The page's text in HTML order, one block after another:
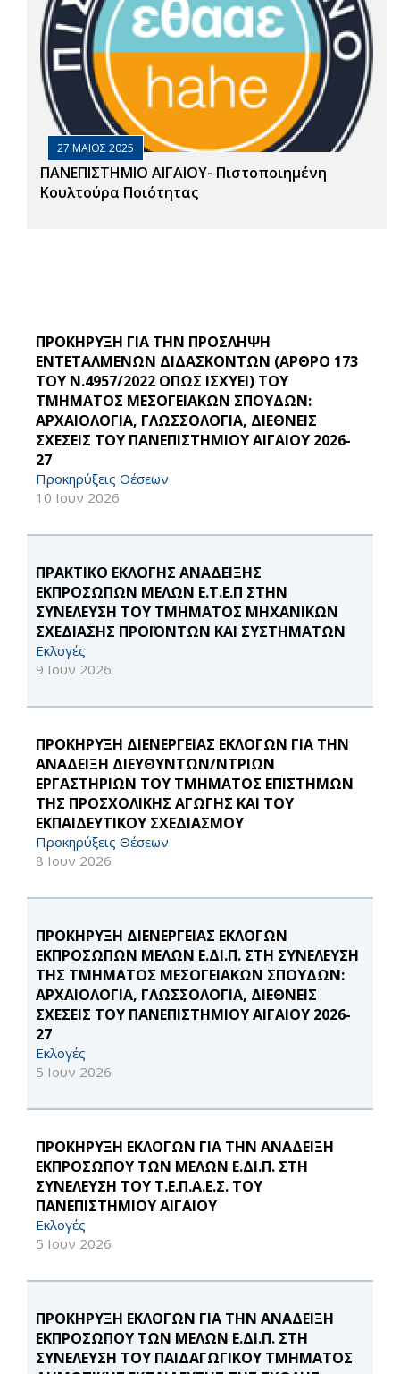
27 ΜΑΙΟΣ 2025
ΠΑΝΕΠΙΣΤΗΜΙΟ ΑΙΓΑΙΟΥ- Πιστοποιημένη
Κουλτούρα Ποιότητας
ΠΡΟΚΗΡΥΞΗ ΓΙΑ ΤΗΝ ΠΡΟΣΛΗΨΗ
ΕΝΤΕΤΑΛΜΕΝΩΝ ΔΙΔΑΣΚΟΝΤΩΝ (ΑΡΘΡΟ 173
ΤΟΥ Ν.4957/2022 ΟΠΩΣ ΙΣΧΥΕΙ) ΤΟΥ
ΤΜΗΜΑΤΟΣ ΜΕΣΟΓΕΙΑΚΩΝ ΣΠΟΥΔΩΝ:
ΑΡΧΑΙΟΛΟΓΙΑ, ΓΛΩΣΣΟΛΟΓΙΑ, ΔΙΕΘΝΕΙΣ
ΣΧΕΣΕΙΣ ΤΟΥ ΠΑΝΕΠΙΣΤΗΜΙΟΥ ΑΙΓΑΙΟΥ 2026-
27
Προκηρύξεις Θέσεων
10 Ιουν 2026
ΠΡΑΚΤΙΚΟ ΕΚΛΟΓΗΣ ΑΝΑΔΕΙΞΗΣ
ΕΚΠΡΟΣΩΠΩΝ ΜΕΛΩΝ Ε.Τ.Ε.Π ΣΤΗΝ
ΣΥΝΕΛΕΥΣΗ ΤΟΥ ΤΜΗΜΑΤΟΣ ΜΗΧΑΝΙΚΩΝ
ΣΧΕΔΙΑΣΗΣ ΠΡΟΪΟΝΤΩΝ ΚΑΙ ΣΥΣΤΗΜΑΤΩΝ
Εκλογές
9 Ιουν 2026
ΠΡΟΚΗΡΥΞΗ ΔΙΕΝΕΡΓΕΙΑΣ ΕΚΛΟΓΩΝ ΓΙΑ ΤΗΝ
ΑΝΑΔΕΙΞΗ ΔΙΕΥΘΥΝΤΩΝ/ΝΤΡΙΩΝ
ΕΡΓΑΣΤΗΡΙΩΝ ΤΟΥ ΤΜΗΜΑΤΟΣ ΕΠΙΣΤΗΜΩΝ
ΤΗΣ ΠΡΟΣΧΟΛΙΚΗΣ ΑΓΩΓΗΣ ΚΑΙ ΤΟΥ
ΕΚΠΑΙΔΕΥΤΙΚΟΥ ΣΧΕΔΙΑΣΜΟΥ
Προκηρύξεις Θέσεων
8 Ιουν 2026
ΠΡΟΚΗΡΥΞΗ ΔΙΕΝΕΡΓΕΙΑΣ ΕΚΛΟΓΩΝ
ΕΚΠΡΟΣΩΠΩΝ ΜΕΛΩΝ Ε.ΔΙ.Π. ΣΤΗ ΣΥΝΕΛΕΥΣΗ
ΤΗΣ ΤΜΗΜΑΤΟΣ ΜΕΣΟΓΕΙΑΚΩΝ ΣΠΟΥΔΩΝ:
ΑΡΧΑΙΟΛΟΓΙΑ, ΓΛΩΣΣΟΛΟΓΙΑ, ΔΙΕΘΝΕΙΣ
ΣΧΕΣΕΙΣ ΤΟΥ ΠΑΝΕΠΙΣΤΗΜΙΟΥ ΑΙΓΑΙΟΥ 2026-
27
Εκλογές
5 Ιουν 2026
ΠΡΟΚΗΡΥΞΗ ΕΚΛΟΓΩΝ ΓΙΑ ΤΗΝ ΑΝΑΔΕΙΞΗ
ΕΚΠΡΟΣΩΠΟΥ ΤΩΝ ΜΕΛΩΝ Ε.ΔΙ.Π. ΣΤΗ
ΣΥΝΕΛΕΥΣΗ ΤΟΥ Τ.Ε.Π.Α.Ε.Σ. ΤΟΥ
ΠΑΝΕΠΙΣΤΗΜΙΟΥ ΑΙΓΑΙΟΥ
Εκλογές
5 Ιουν 2026
ΠΡΟΚΗΡΥΞΗ ΕΚΛΟΓΩΝ ΓΙΑ ΤΗΝ ΑΝΑΔΕΙΞΗ
ΕΚΠΡΟΣΩΠΟΥ ΤΩΝ ΜΕΛΩΝ Ε.ΔΙ.Π. ΣΤΗ
ΣΥΝΕΛΕΥΣΗ ΤΟΥ ΠΑΙΔΑΓΩΓΙΚΟΥ ΤΜΗΜΑΤΟΣ